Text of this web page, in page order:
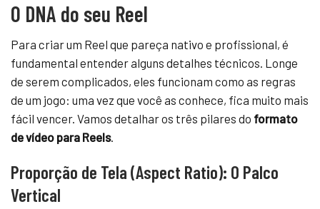
O DNA do seu Reel
Para criar um Reel que pareça nativo e profissional, é
fundamental entender alguns detalhes técnicos. Longe
de serem complicados, eles funcionam como as regras
de um jogo: uma vez que você as conhece, fica muito mais
fácil vencer. Vamos detalhar os três pilares do formato
de vídeo para Reels.
Proporção de Tela (Aspect Ratio): O Palco
Vertical